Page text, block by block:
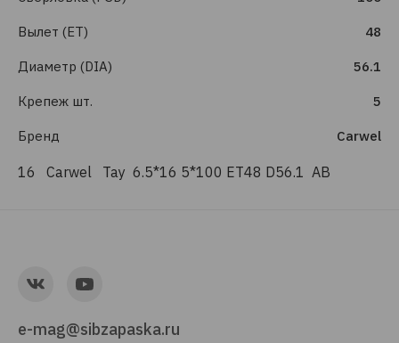
Вылет (ET) 48
Диаметр (DIA) 56.1
Крепеж шт. 5
Бренд Carwel
16 Carwel Тау 6.5*16 5*100 ET48 D56.1 AB
e-mag@sibzapaska.ru